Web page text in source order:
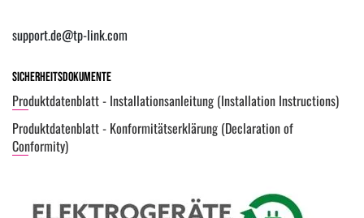
support.de@tp-link.com
Sicherheitsdokumente
Produktdatenblatt - Installationsanleitung (Installation Instructions)
Produktdatenblatt - Konformitätserklärung (Declaration of
Conformity)